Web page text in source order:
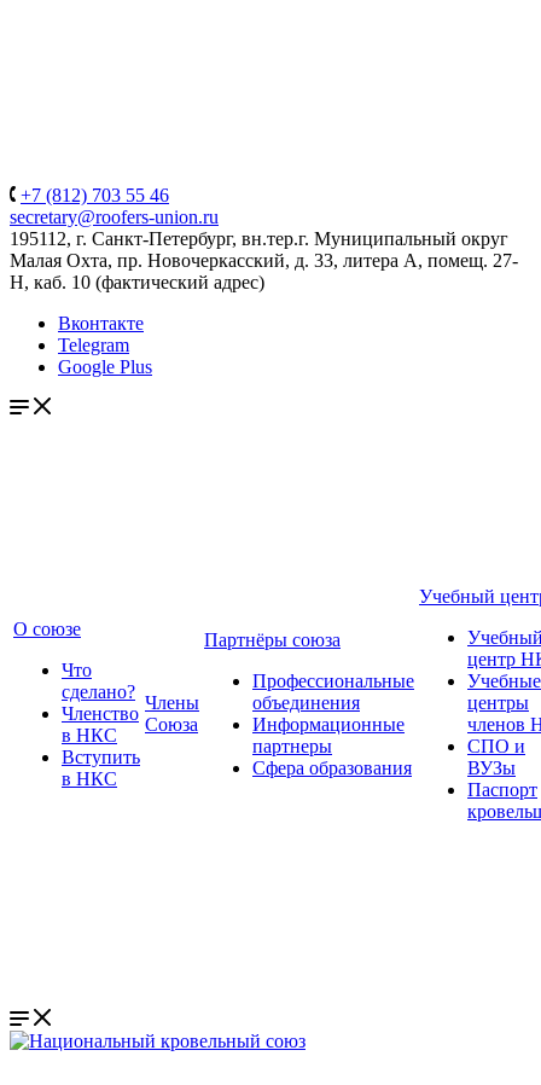
+7 (812) 703 55 46
secretary@roofers-union.ru
195112, г. Санкт-Петербург, вн.тер.г. Муниципальный округ
Малая Охта, пр. Новочеркасский, д. 33, литера А, помещ. 27-
Н, каб. 10 (фактический адрес)
Вконтакте
Telegram
Google Plus
О союзе
Что
сделано?
Членство
в НКС
Вступить
в НКС
Члены
Союза
Партнёры союза
Профессиональные
объединения
Информационные
партнеры
Сфера образования
Учебный
центр
Учебные
центры
членов
СПО и
ВУЗы
Паспорт